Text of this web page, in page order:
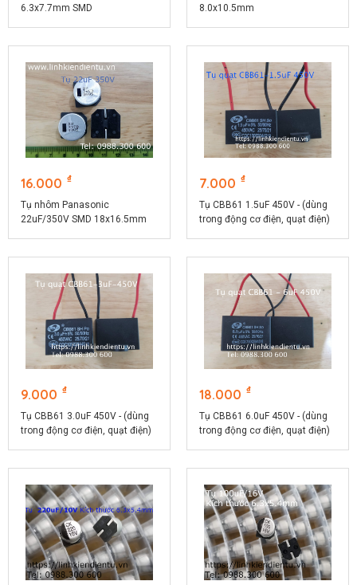
6.3x7.7mm SMD
8.0x10.5mm
16.000 ₫
Tụ nhôm Panasonic
22uF/350V SMD 18x16.5mm
7.000 ₫
Tụ CBB61 1.5uF 450V - (dùng
trong động cơ điện, quạt điện)
9.000 ₫
Tụ CBB61 3.0uF 450V - (dùng
trong động cơ điện, quạt điện)
18.000 ₫
Tụ CBB61 6.0uF 450V - (dùng
trong động cơ điện, quạt điện)